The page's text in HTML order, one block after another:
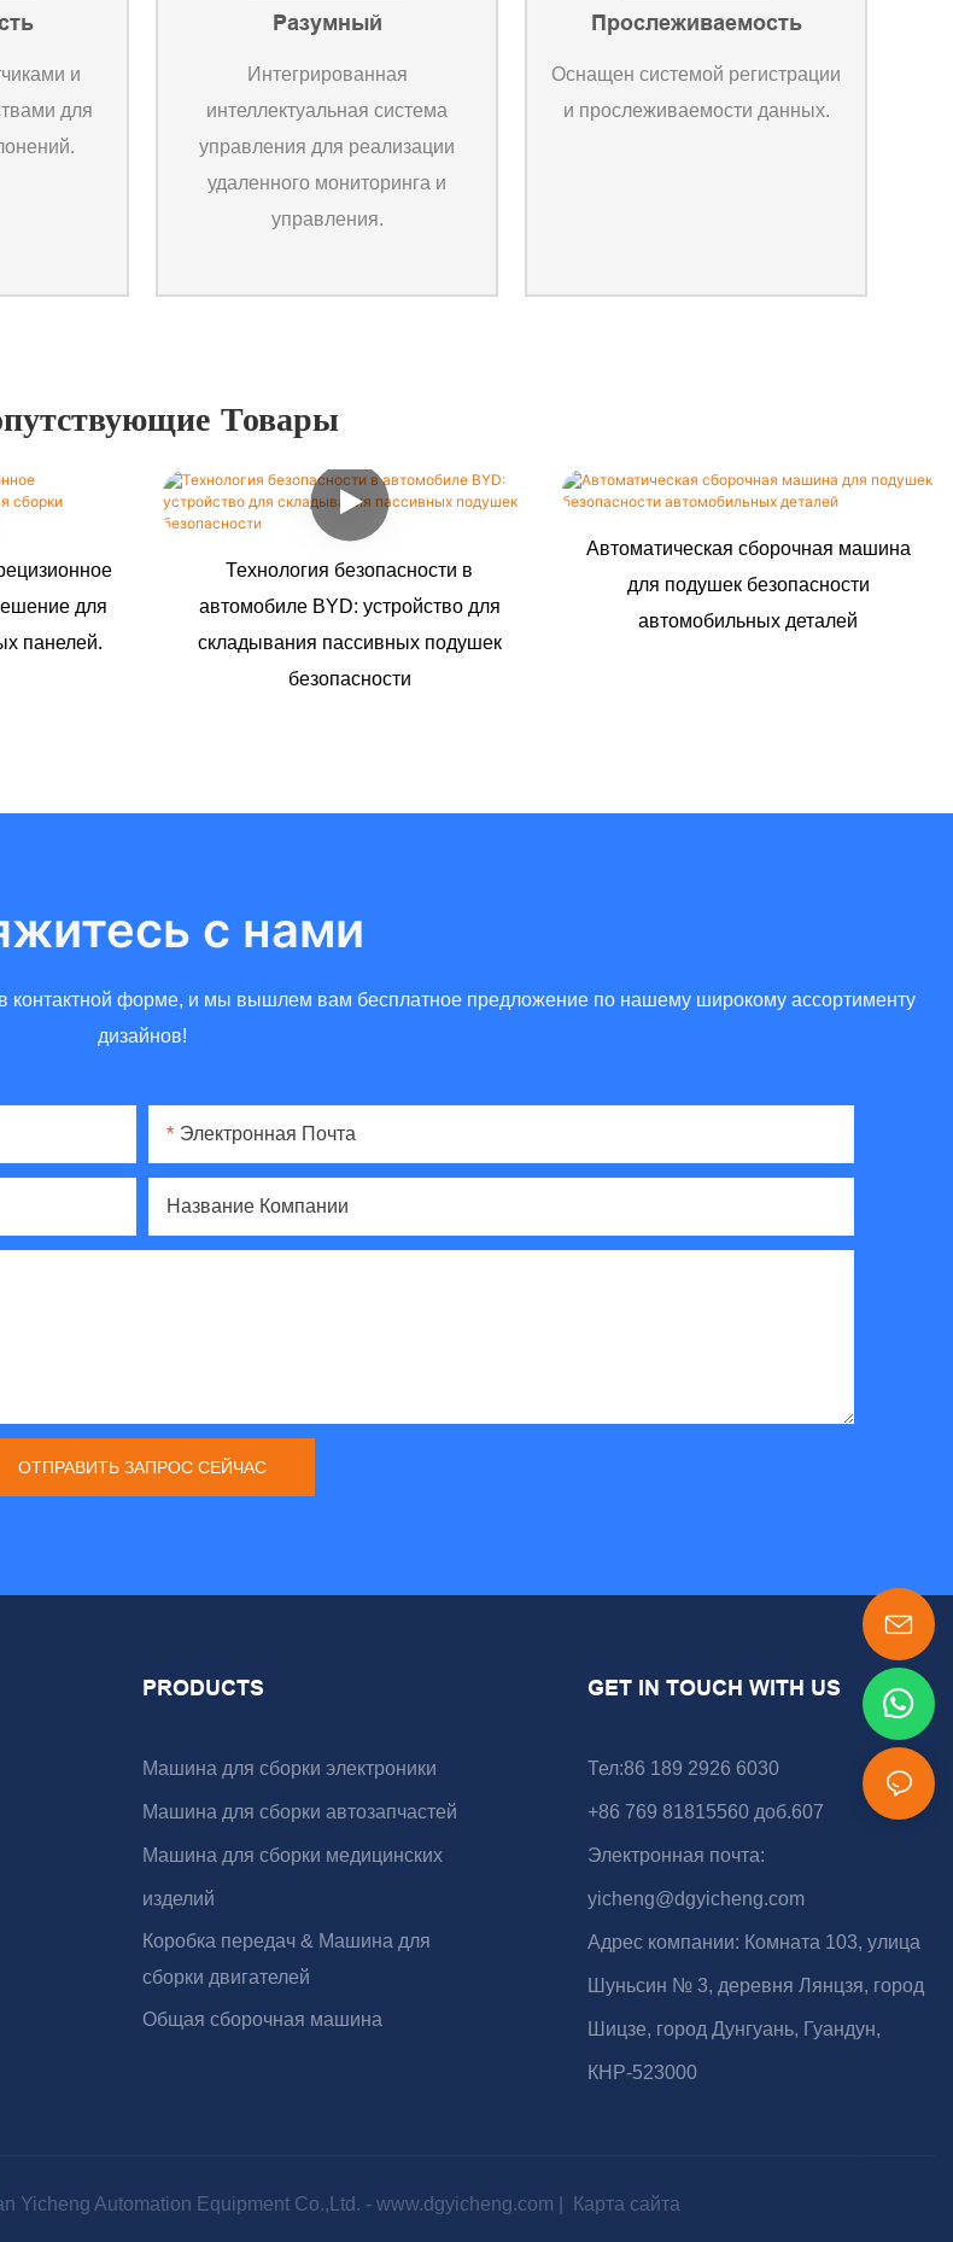
и
для
Разумный
Интегрированная
интеллектуальная система
управления для реализации
удаленного мониторинга и
управления.
Прослеживаемость
Оснащен системой регистрации
и прослеживаемости данных.
Товары
для
панелей.
Технология безопасности в
автомобиле BYD: устройство для
складывания пассивных подушек
безопасности
Автоматическая сборочная машина
для подушек безопасности
автомобильных деталей
с нами
контактной форме, и мы вышлем вам бесплатное предложение по нашему широкому ассортименту
дизайнов!
Электронная Почта
Название Компании
ОТПРАВИТЬ ЗАПРОС СЕЙЧАС
PRODUCTS
Машина для сборки электроники
Машина для сборки автозапчастей
Машина для сборки медицинских
изделий
Коробка передач & Машина для
сборки двигателей
Общая сборочная машина
GET IN TOUCH WITH US
Тел:86 189 2926 6030
+86 769 81815560 доб.607
Электронная почта:
yicheng@dgyicheng.com
Адрес компании: Комната 103, улица
Шуньсин № 3, деревня Лянцзя, город
Шицзе, город Дунгуань, Гуандун,
КНР-523000
Yicheng Automation Equipment Co.,Ltd. - www.dgyicheng.com Карта сайта